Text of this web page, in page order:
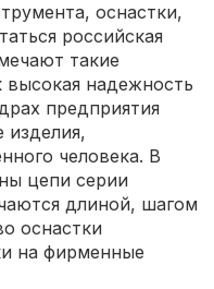
оснастки,
российская
такие
надежность
предприятия
человека. В
цепи серии
длиной, шагом
оснастки
на фирменные